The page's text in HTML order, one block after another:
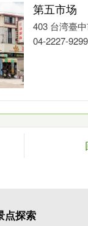
为清朝时代留
府参与式预算
第五市场
403 台湾臺
04-2227-9299
点探索